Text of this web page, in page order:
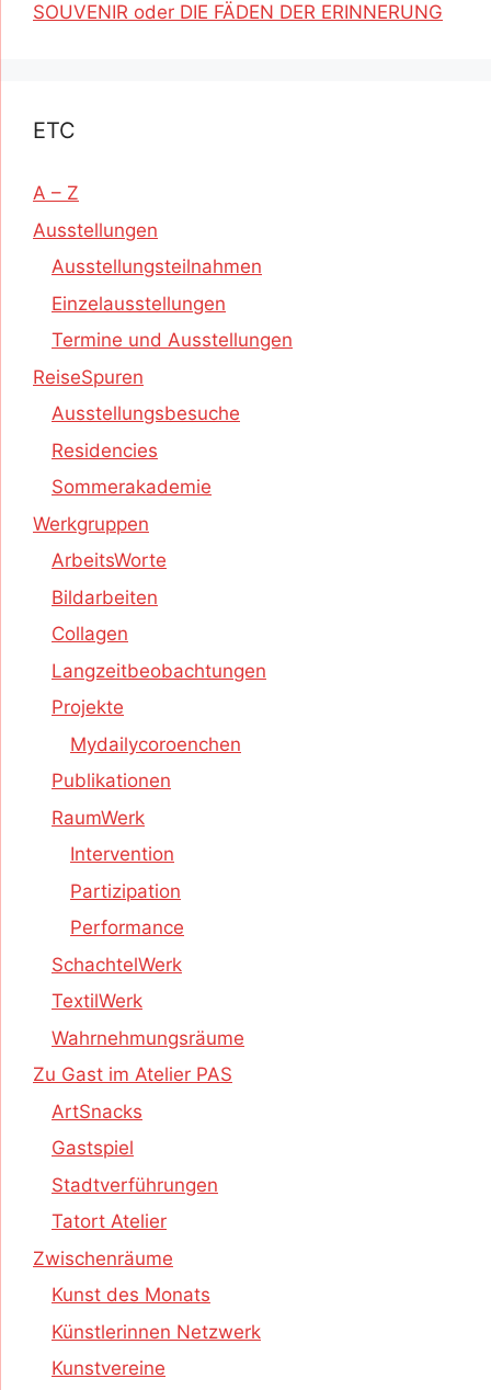
SOUVENIR oder DIE FÄDEN DER ERINNERUNG
ETC
A – Z
Ausstellungen
Ausstellungsteilnahmen
Einzelausstellungen
Termine und Ausstellungen
ReiseSpuren
Ausstellungsbesuche
Residencies
Sommerakademie
Werkgruppen
ArbeitsWorte
Bildarbeiten
Collagen
Langzeitbeobachtungen
Projekte
Mydailycoroenchen
Publikationen
RaumWerk
Intervention
Partizipation
Performance
SchachtelWerk
TextilWerk
Wahrnehmungsräume
Zu Gast im Atelier PAS
ArtSnacks
Gastspiel
Stadtverführungen
Tatort Atelier
Zwischenräume
Kunst des Monats
Künstlerinnen Netzwerk
Kunstvereine